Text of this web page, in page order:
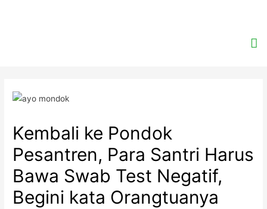
Kembali ke Pondok
Pesantren, Para Santri Harus
Bawa Swab Test Negatif,
Begini kata Orangtuanya